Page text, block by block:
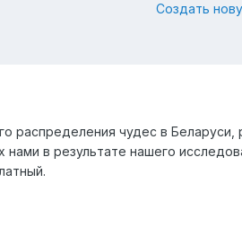
Создать
чудес в Беларуси,
в результате нашего